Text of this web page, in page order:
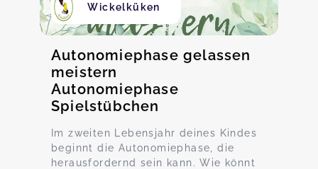
Wickelküken
Autonomiephase gelassen
meistern
Autonomiephase
Spielstübchen
Im zweiten Lebensjahr deines Kindes
beginnt die Autonomiephase, die
herausfordernd sein kann. Wie könnt